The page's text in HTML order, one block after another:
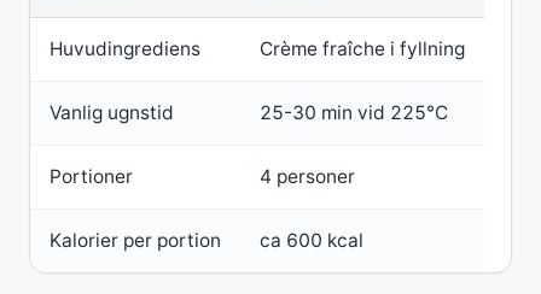
Huvudingrediens Crème fraîche i fyllning
Vanlig ugnstid 25-30 min vid 225°C
Portioner 4 personer
Kalorier per portion ca 600 kcal